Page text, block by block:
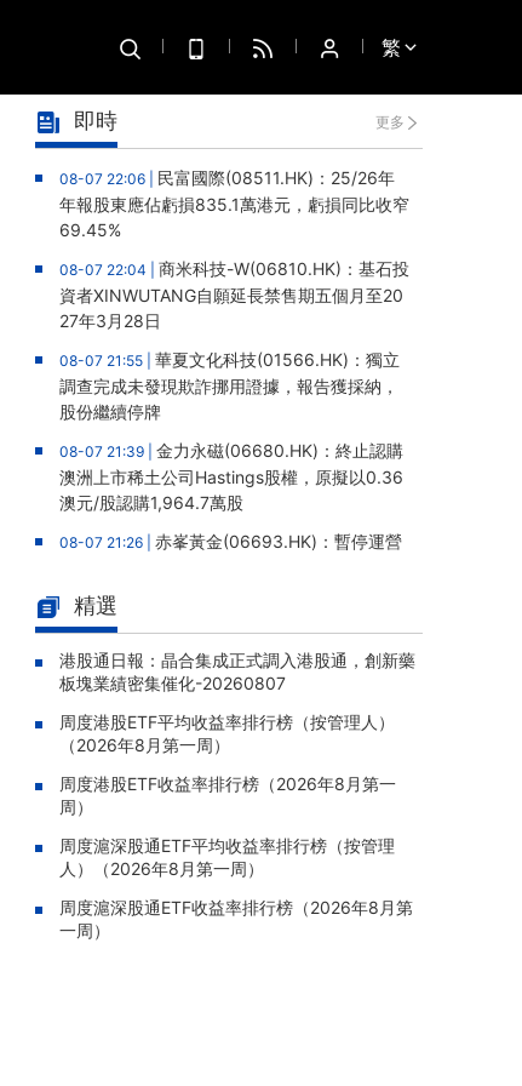
繁
即時 更多
08-07 22:06 | 民富國際(08511.HK)：25/26年
年報股東應佔虧損835.1萬港元，虧損同比收窄
69.45%
08-07 22:04 | 商米科技-W(06810.HK)：基石投
資者XINWUTANG自願延長禁售期五個月至20
27年3月28日
08-07 21:55 | 華夏文化科技(01566.HK)：獨立
調查完成未發現欺詐挪用證據，報告獲採納，
股份繼續停牌
08-07 21:39 | 金力永磁(06680.HK)：終止認購
澳洲上市稀土公司Hastings股權，原擬以0.36
澳元/股認購1,964.7萬股
08-07 21:26 | 赤峯黃金(06693.HK)：暫停運營
人民幣5,406萬元
08-07 20:07 |靈寶黃金(03330.HK)：新疆哈巴
河勘查取得重大進展，保有金金屬量由13.20噸
躍升至53.94噸
08-07 20:04 |迅策(03317.HK)：與天合算力訂
立戰略合作備忘，共探能源垂類大模型與Toke
n工廠商業化
08-07 20:02 |
中國泛半導體IMSS市場排名第三
08-07 19:47 | 浙能邁領綠航二次遞表港交所，爲
全球領先的綠色航運設備和系統提供商
08-07 19:09 |
精選
港股通日報：晶合集成正式調入港股通，創新藥
板塊業績密集催化-20260807
周度港股ETF平均收益率排行榜（按管理人）
（2026年8月第一周）
周度港股ETF收益率排行榜（2026年8月第一
周）
周度滬深股通ETF平均收益率排行榜（按管理
人）（2026年8月第一周）
周度滬深股通ETF收益率排行榜（2026年8月第
一周）